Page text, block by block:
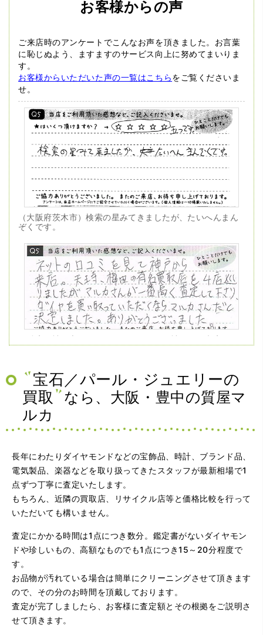
お客様からの声
ご来店時のアンケートでこんなお声を頂きました。 お言葉
に恥じぬよう、ますますのサービス向上に努めてまいりま
す。
お客様からいただいた声の一覧はこちらをご覧くださいま
せ。
（大阪府茨木市）検索の星みてきましたが、たいへんまん
ぞくです。
（兵庫県神戸市）ネットの口コミを見て神戸から来店。天
王寺、梅田の有名買取店を4店巡りましたがマルカさんが一
（大阪府大阪市）問い合わせから非常に分かり易く、安心
して利用できた。また、思ったよりも高額だったので助か
りました。
（大阪府大阪市）とてもプロな鑑定士さんがいて的確にア
宝石／パール・ジュエリーの
買取
なら、大阪・豊中の質屋マ
ルカ
長年にわたりダイヤモンドなどの宝飾品、時計、ブランド品、
電気製品、楽器などを取り扱ってきたスタッフが最新相場で1
点ずつ丁寧に査定いたします。
もちろん、近隣の買取店、リサイクル店等と価格比較を行って
いただいても構いません。
査定にかかる時間は1点につき数分。鑑定書がないダイヤモン
ドや珍しいもの、高額なものでも1点につき15～20分程度で
す。
お品物が汚れている場合は簡単にクリーニングさせて頂きます
ので、その分のお時間を頂戴しております。
査定が完了しましたら、お客様に査定額とその根拠をご説明さ
せて頂きます。